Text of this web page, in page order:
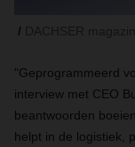
"Geprogrammeerd
interview met CEO
beantwoorden
helpt in de logistiek,